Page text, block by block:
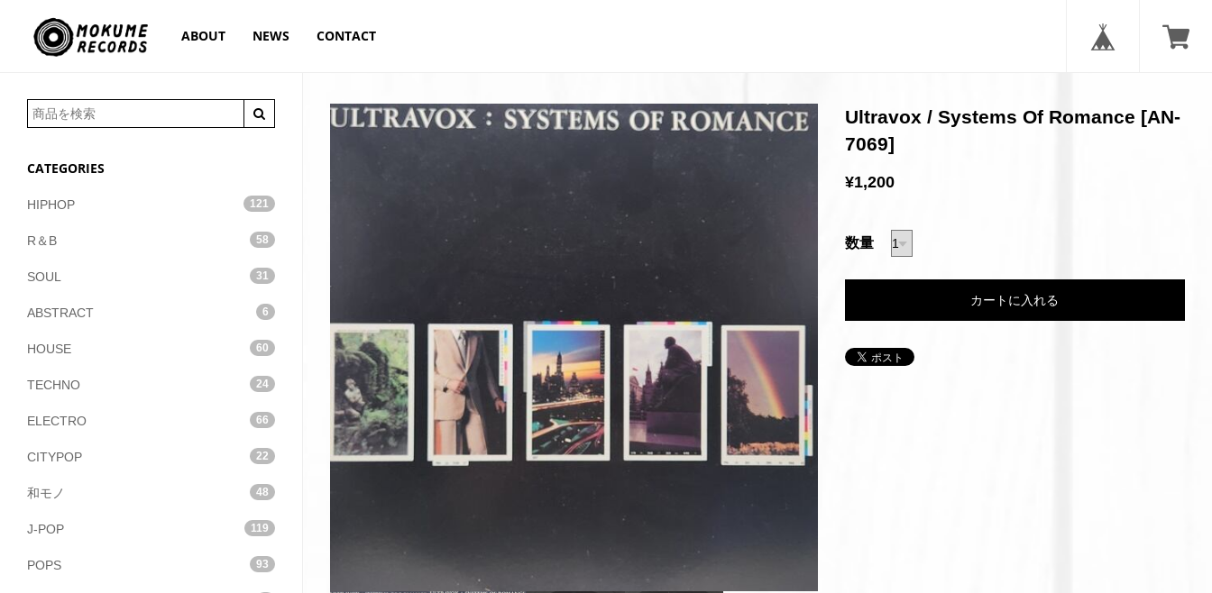
ABOUT NEWS CONTACT
CATEGORIES
HIPHOP 121
R＆B 58
SOUL 31
ABSTRACT 6
HOUSE 60
TECHNO 24
ELECTRO 66
CITYPOP 22
和モノ 48
J-POP 119
POPS 93
Ultravox / Systems Of Romance [AN-
7069]
¥1,200
数量